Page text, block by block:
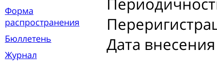
Форма
распространения
Бюллетень
Журнал
Дата